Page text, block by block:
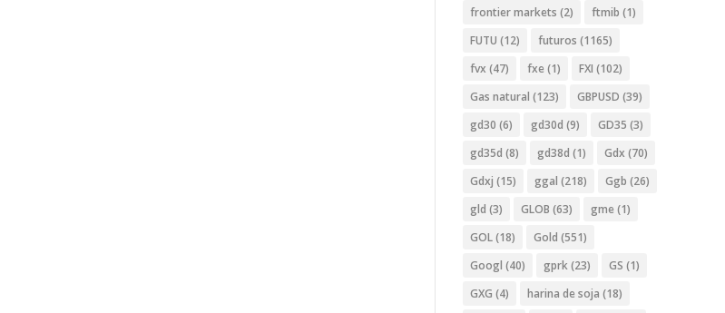
frontier markets (2) ftmib (1)
FUTU (12) futuros (1165)
fvx (47) fxe (1) FXI (102)
Gas natural (123) GBPUSD (39)
gd30 (6) gd30d (9) GD35 (3)
gd35d (8) gd38d (1) Gdx (70)
Gdxj (15) ggal (218) Ggb (26)
gld (3) GLOB (63) gme (1)
GOL(18) Gold (551)
Googl (40) gprk(23) GS (1)
GXG (4) harina de soja (18)